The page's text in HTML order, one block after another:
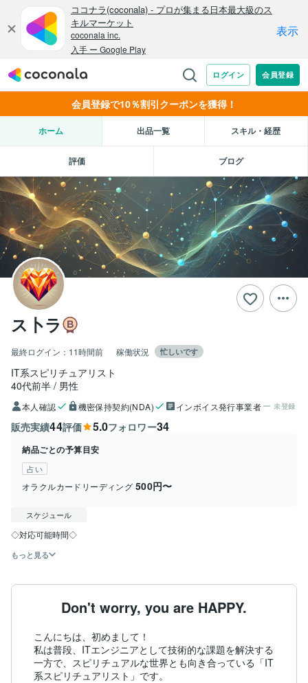
会員登録で10％割引クーポンを獲得！
ホーム 出品一覧 スキル・経歴
評価 ブログ
ス卜ラ
最終ログイン： 11時間前 稼働状況 忙しいです
IT系スピリチュアリスト
40代前半
男性
本人確認 機密保持契約(NDA) インボイス発行事業者 未登録
販売実績44評価 5.0フォロワー34
納品ごとの予算目安
占い
オラクルカードリーディング 500円〜
スケジュール
◇対応可能時間◇
もっと見る
Don't worry, you are HAPPY.
こんにちは、初めまして！
私は普段、ITエンジニアとして技術的な課題を解決する
一方で、スピリチュアルな世界とも向き合っている「IT
系スピリチュアリスト」です。